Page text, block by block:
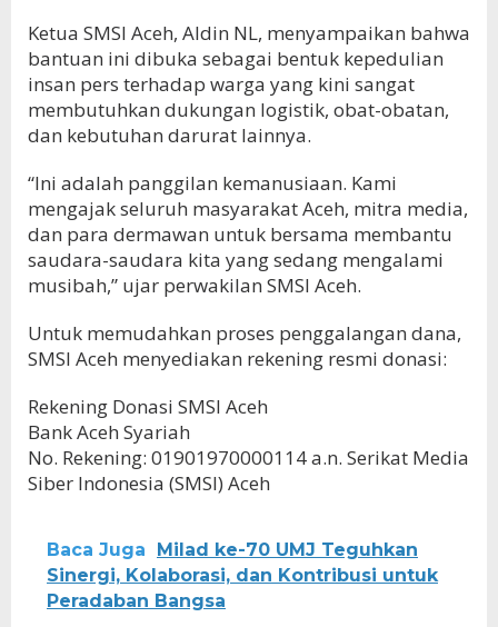
Ketua SMSI Aceh, Aldin NL, menyampaikan bahwa
bantuan ini dibuka sebagai bentuk kepedulian
insan pers terhadap warga yang kini sangat
membutuhkan dukungan logistik, obat-obatan,
dan kebutuhan darurat lainnya.
“Ini adalah panggilan kemanusiaan. Kami
mengajak seluruh masyarakat Aceh, mitra media,
dan para dermawan untuk bersama membantu
saudara-saudara kita yang sedang mengalami
musibah,” ujar perwakilan SMSI Aceh.
Untuk memudahkan proses penggalangan dana,
SMSI Aceh menyediakan rekening resmi donasi:
Rekening Donasi SMSI Aceh
Bank Aceh Syariah
No. Rekening: 01901970000114 a.n. Serikat Media
Siber Indonesia (SMSI) Aceh
Baca Juga
Milad ke-70 UMJ Teguhkan
Sinergi, Kolaborasi, dan Kontribusi untuk
Peradaban Bangsa